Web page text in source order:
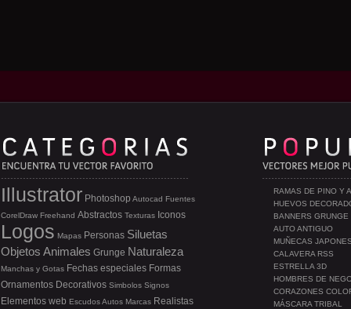
RAMAS DE PINO Y
HUEVOS
BANNERS GRUNGE
AUTO ANTIGUO
MUÑECAS
CALAVERA RSS
ESTRELLA 3D
HOMBRES DE
CORAZONES
MÁSCARA TRIBAL
Illustrator Photoshop Autocad Fuentes
CorelDraw Freehand Abstractos Texturas Iconos
Logos Mapas Personas Siluetas
Objetos Animales Grunge Naturaleza
Manchas y Gotas Fechas especiales Formas
Ornamentos Decorativos Simbolos Signos
Elementos web EscudosAutos Marcas Realistas